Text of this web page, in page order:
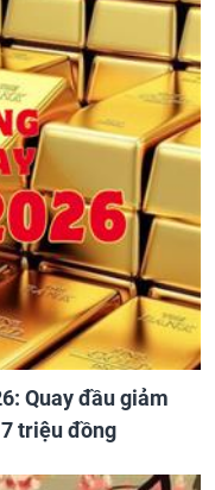
Quay đầu giảm
triệu đồng